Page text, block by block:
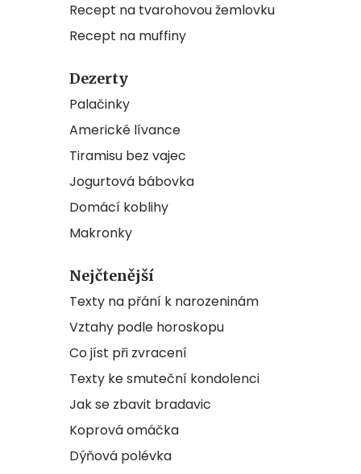
Recept na tvarohovou žemlovku
Recept na muffiny
Dezerty
Palačinky
Americké lívance
Tiramisu bez vajec
Jogurtová bábovka
Domácí koblihy
Makronky
Nejčtenější
Texty na přání k narozeninám
Vztahy podle horoskopu
Co jíst při zvracení
Texty ke smuteční kondolenci
Jak se zbavit bradavic
Koprová omáčka
Dýňová polévka